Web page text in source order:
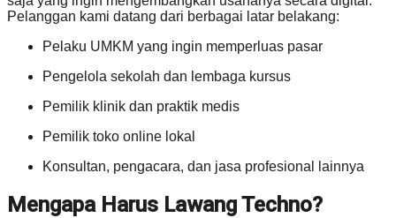
Pelanggan kami datang dari berbagai latar belakang:
Pelaku UMKM yang ingin memperluas pasar
Pengelola sekolah dan lembaga kursus
Pemilik klinik dan praktik medis
Pemilik toko online lokal
Konsultan, pengacara, dan jasa profesional lainnya
Mengapa Harus Lawang Techno?